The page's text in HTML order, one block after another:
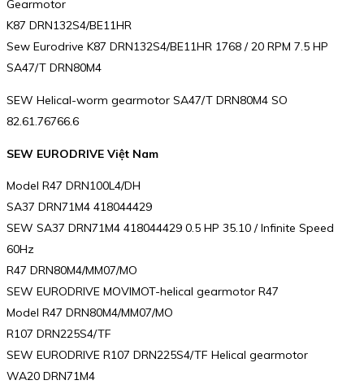
Gearmotor
K87 DRN132S4/BE11HR
Sew Eurodrive K87 DRN132S4/BE11HR 1768 / 20 RPM 7.5 HP
SA47/T DRN80M4
SEW Helical-worm gearmotor SA47/T DRN80M4 SO
82.61.76766.6
SEW EURODRIVE Việt Nam
Model R47 DRN100L4/DH
SA37 DRN71M4 418044429
SEW SA37 DRN71M4 418044429 0.5 HP 35.10 / Infinite Speed
60Hz
R47 DRN80M4/MM07/MO
SEW EURODRIVE MOVIMOT-helical gearmotor R47
Model R47 DRN80M4/MM07/MO
R107 DRN225S4/TF
SEW EURODRIVE R107 DRN225S4/TF Helical gearmotor
WA20 DRN71M4